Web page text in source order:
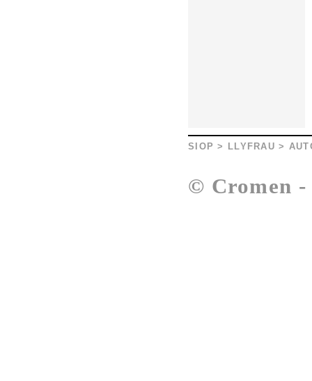
SIOP > LLYFRAU >
© Cromen